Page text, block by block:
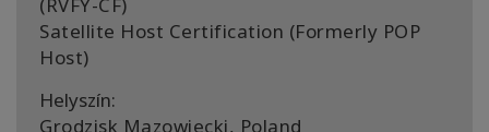
(RVFY-CF)
Satellite Host Certification (Formerly POP
Host)
Helyszín:
Grodzisk Mazowiecki, Poland